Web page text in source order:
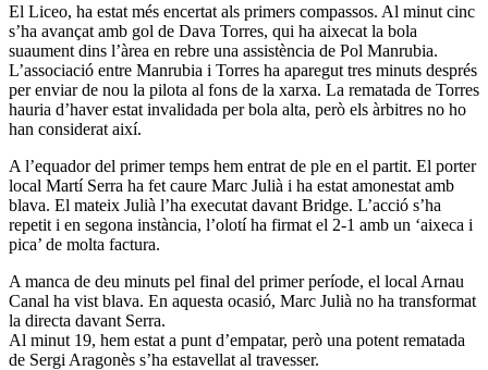
El Liceo, ha estat més encertat als primers compassos. Al minut cinc
s’ha avançat amb gol de Dava Torres, qui ha aixecat la bola
suaument dins l’àrea en rebre una assistència de Pol Manrubia.
L’associació entre Manrubia i Torres ha aparegut tres minuts després
per enviar de nou la pilota al fons de la xarxa. La rematada de Torres
hauria d’haver estat invalidada per bola alta, però els àrbitres no ho
han considerat així.
A l’equador del primer temps hem entrat de ple en el partit. El porter
local Martí Serra ha fet caure Marc Julià i ha estat amonestat amb
blava. El mateix Julià l’ha executat davant Bridge. L’acció s’ha
repetit i en segona instància, l’olotí ha firmat el 2-1 amb un ‘aixeca i
pica’ de molta factura.
A manca de deu minuts pel final del primer període, el local Arnau
Canal ha vist blava. En aquesta ocasió, Marc Julià no ha transformat
la directa davant Serra.
Al minut 19, hem estat a punt d’empatar, però una potent rematada
de Sergi Aragonès s’ha estavellat al travesser.